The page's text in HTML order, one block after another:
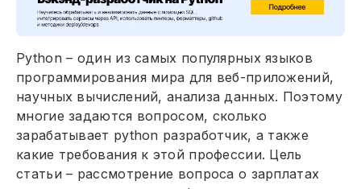
Python – один из самых популярных языков
программирования мира для веб-приложений,
научных вычислений, анализа данных. Поэтому
многие задаются вопросом, сколько
зарабатывает python разработчик, а также
какие требования к этой профессии. Цель
статьи – рассмотрение вопроса о зарплатах